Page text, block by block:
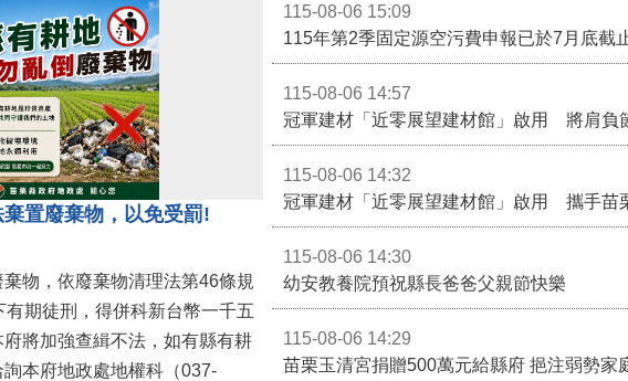
置廢棄物，以免受罰!
物，依廢棄物清理法第46條規
有期徒刑，得併科新台幣一千五
將加強查緝不法，如有縣有耕
本府地政處地權科（037-
115-08-06 15:09
115-08-06 14:57
冠軍建材「近零展望建材館」啟用 將肩負
115-08-06 14:32
冠軍建材「近零展望建材館」啟用 攜手苗
115-08-06 14:30
幼安教養院預祝縣長爸爸父親節快樂
115-08-06 14:29
苗栗玉清宮捐贈500萬元給縣府 挹注弱勢家